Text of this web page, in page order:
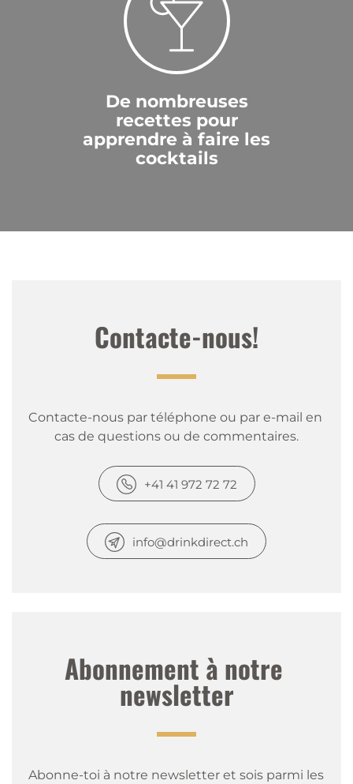
De nombreuses
recettes pour
apprendre à faire les
cocktails
Contacte-nous!
Contacte-nous par téléphone ou par e-mail en
cas de questions ou de commentaires.
+41 41 972 72 72
info@drinkdirect.ch
Abonnement à notre
newsletter
Abonne-toi à notre newsletter et sois parmi les